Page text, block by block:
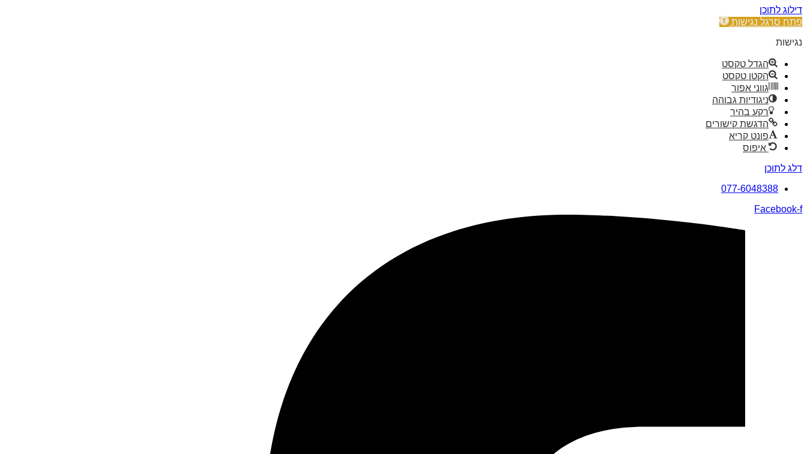
דילוג לתוכן
פתח סרגל נגישות
נגישות
הגדל טקסט
הקטן טקסט
גווני אפור
ניגודיות גבוהה
רקע בהיר
הדגשת קישורים
פונט קריא
איפוס
דלג לתוכן
077-6048388
Facebook-f